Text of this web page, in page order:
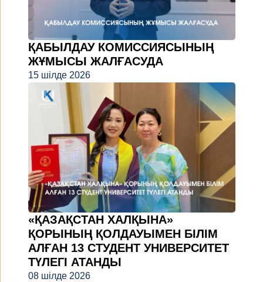
ҚАБЫЛДАУ КОМИССИЯСЫНЫҢ
ЖҰМЫСЫ ЖАЛҒАСУДА
15 шілде 2026
«ҚАЗАҚСТАН ХАЛҚЫНА»
ҚОРЫНЫҢ ҚОЛДАУЫМЕН БІЛІМ
АЛҒАН 13 СТУДЕНТ УНИВЕРСИТЕТ
ТҮЛЕГІ АТАНДЫ
08 шілде 2026